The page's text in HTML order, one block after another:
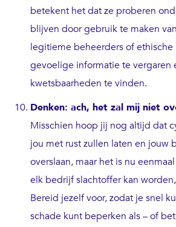
betekent het dat ze proberen
blijven door gebruik te maken
legitieme beheerders of ethische
gevoelige informatie te vergaren
kwetsbaarheden te vinden.
Denken: ach, het zal mij niet
Misschien hoop jij nog altijd dat
jou met rust zullen laten en jouw
overslaan, maar het is nu
elk bedrijf slachtoffer kan
Bereid jezelf voor, zodat je snel
schade kunt beperken als – of